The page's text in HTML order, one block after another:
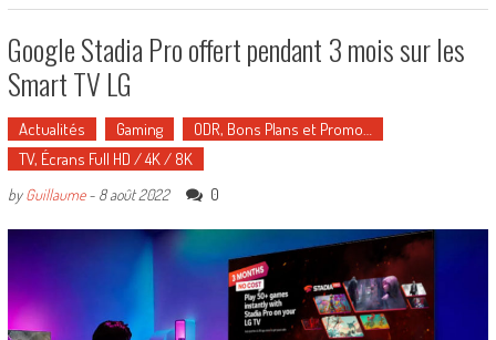
Google Stadia Pro offert pendant 3 mois sur les
Smart TV LG
Actualités Gaming
ODR, Bons Plans et Promo…
TV, Écrans Full HD / 4K / 8K
byGuillaume- 8 août 2022 0